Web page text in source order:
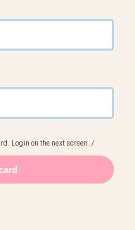
Login on the next screen. /